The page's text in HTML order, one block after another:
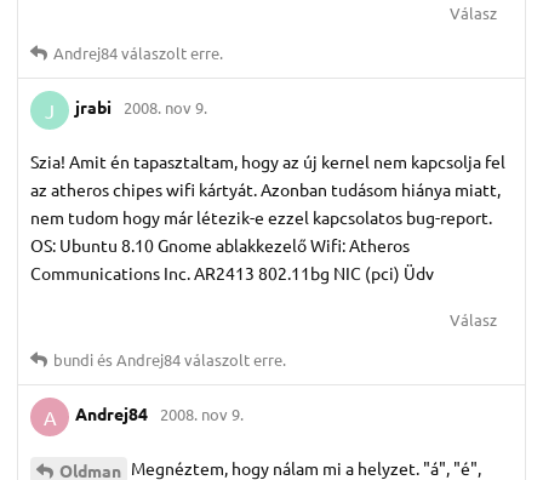
Válasz
Andrej84válaszolt erre.
J jrabi 2008. nov 9.
Szia! Amit én tapasztaltam, hogy az új kernel nem kapcsolja fel
az atheros chipes wifi kártyát. Azonban tudásom hiánya miatt,
nem tudom hogy már létezik-e ezzel kapcsolatos bug-report.
OS: Ubuntu 8.10 Gnome ablakkezelő Wifi: Atheros
Communications Inc. AR2413 802.11bg NIC (pci) Üdv
Válasz
bundiésAndrej84válaszolt erre.
A Andrej84 2008. nov 9.
Oldman Megnéztem, hogy nálam mi a helyzet. "á", "é",